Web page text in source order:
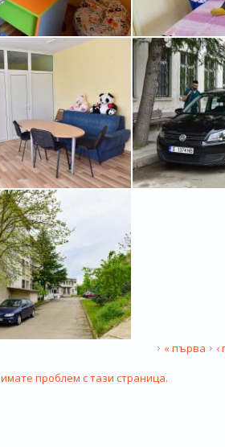
« първа
проблем с тази страница.